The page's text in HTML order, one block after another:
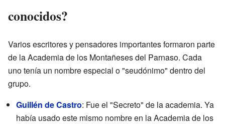
conocidos?
Varios escritores y pensadores importantes formaron parte
de la Academia de los Montañeses del Parnaso. Cada
uno tenía un nombre especial o "seudónimo" dentro del
grupo.
Guillén de Castro: Fue el "Secreto" de la academia. Ya
había usado este mismo nombre en la Academia de los